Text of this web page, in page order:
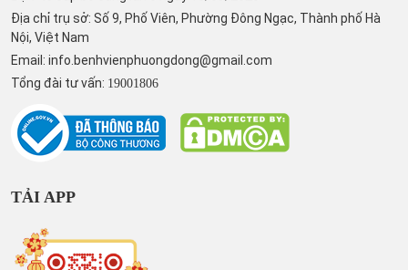
Địa chỉ trụ sở: Số 9, Phố Viên, Phường Đông Ngạc, Thành phố Hà
Nội, Việt Nam
Email: info.benhvienphuongdong@gmail.com
Tổng đài tư vấn: 19001806
TẢI APP